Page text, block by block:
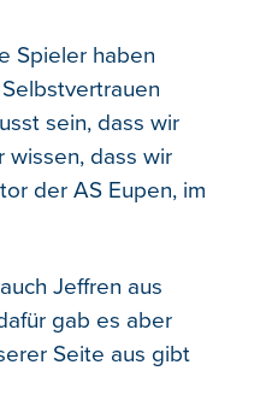
Spieler haben
sein, dass wir
wissen, dass wir
der AS Eupen, im
Jeffren aus
gab es aber
Seite aus gibt